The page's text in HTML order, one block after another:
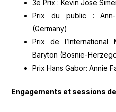
3e Prix : Kevin Jose
Prix du public : Ann-
(Germany)
Prix de
Baryton (Bosnie-
Prix Hans Gabor: Annie
Engagements et sessions